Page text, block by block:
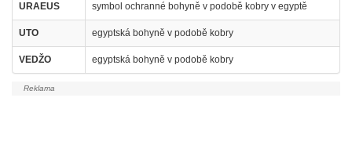
URAEUS symbol ochranné bohyně v podobě kobry v egyptě
UTO egyptská bohyně v podobě kobry
VEDŽO egyptská bohyně v podobě kobry